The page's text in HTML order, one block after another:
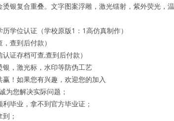
银复合重叠。文字图案浮雕，激光镭射，紫外荧光，温
学位认证（学校原版1：1高仿真制作）
，查到后付款）
证存档可查,查到后付款）
，激光标，水印等防伪工艺
！如果您有兴趣，欢迎您的加入
为您解决实际问题；
毕业，拿不到官方毕业证；
；